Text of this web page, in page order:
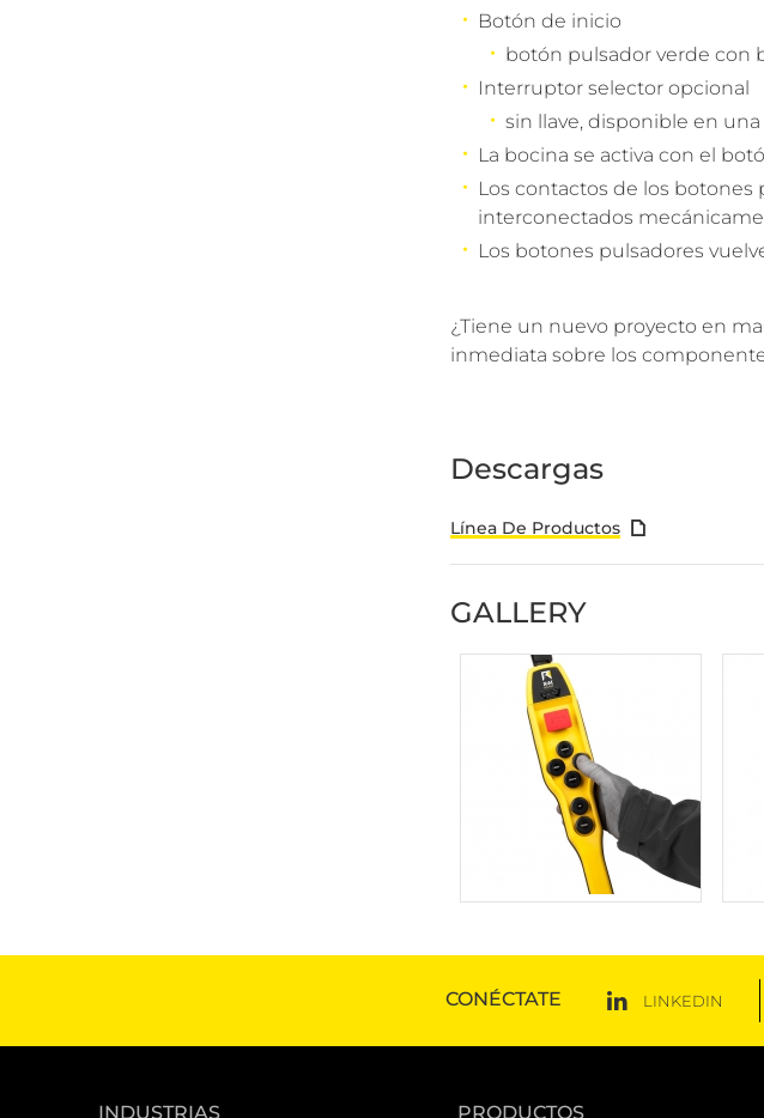
Botón de inicio
botón pulsador verde con
Interruptor selector opcional
sin llave, disponible en
La bocina se activa con el
Los contactos de los botones
interconectados
Los botones pulsadores
¿Tiene un nuevo proyecto en
inmediata sobre los
Descargas
Línea De Productos
GALLERY
CONÉCTATE LINKEDIN
INDUSTRIAS PRODUCTOS